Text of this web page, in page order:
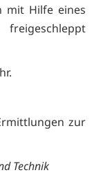
mit Hilfe eines
zur
Technik